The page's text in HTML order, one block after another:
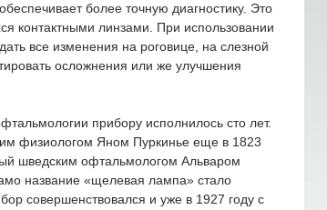
более точную диагностику. Это
контактными линзами. При использовании
все изменения на роговице, на слезной
осложнения или же улучшения
прибору исполнилось сто лет.
физиологом Яном Пуркинье еще в 1823
шведским офтальмологом Альваром
название «щелевая лампа» стало
совершенствовался и уже в 1927 году с